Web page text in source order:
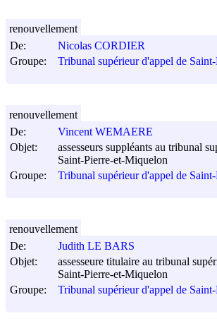
De:
Nicolas CORDIER
Groupe:
Tribunal supérieur d'appel de
renouvellement
De:
Vincent WEMAERE
Objet:
assesseurs suppléants au tribunal
Saint-Pierre-et-Miquelon
Groupe:
Tribunal supérieur d'appel de
renouvellement
De:
Judith LE BARS
Objet:
assesseure titulaire au tribunal
Saint-Pierre-et-Miquelon
Groupe:
Tribunal supérieur d'appel de
renouvellement